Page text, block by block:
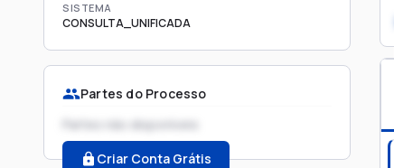
SISTEMA
CONSULTA_UNIFICADA
Partes do Processo
Partes não disponíveis
Criar Conta Grátis